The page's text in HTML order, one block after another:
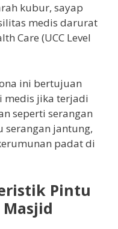
kubur, sayap
medis darurat
Care (UCC Level
ini bertujuan
medis jika terjadi
seperti serangan
serangan jantung,
padat di
Pintu